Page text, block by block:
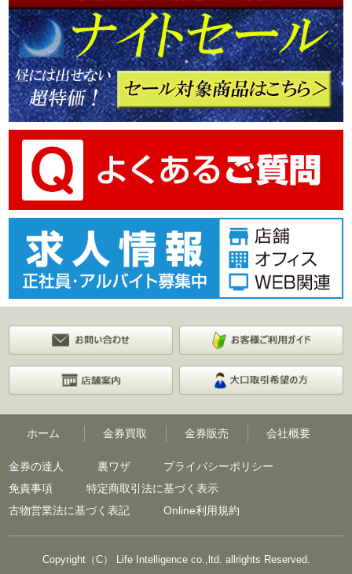
ホーム 金券買取 金券販売 会社概要
金券の達人 裏ワザ
プライバシーポリシー
免責事項
特定商取引法に基づく表示
古物営業法に基づく表記
Online利用規約
Copyright（C） Life Intelligence co.,ltd. allrights Reserved.